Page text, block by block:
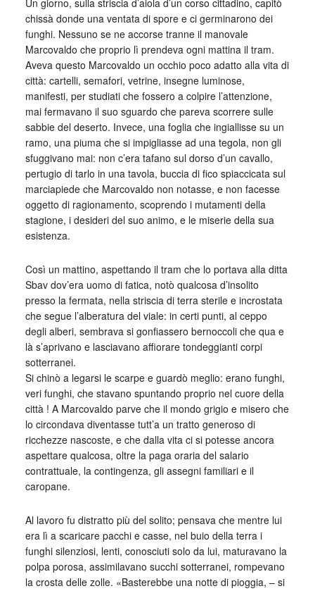
Un giorno, sulla striscia d’aiola d’un corso cittadino, capitò
chissà donde una ventata di spore e ci germinarono dei
funghi. Nessuno se ne accorse tranne il manovale
Marcovaldo che proprio lì prendeva ogni mattina il tram.
Aveva questo Marcovaldo un occhio poco adatto alla vita di
città: cartelli, semafori, vetrine, insegne luminose,
manifesti, per studiati che fossero a colpire l’attenzione,
mai fermavano il suo sguardo che pareva scorrere sulle
sabbie del deserto. Invece, una foglia che ingiallisse su un
ramo, una piuma che si impigliasse ad una tegola, non gli
sfuggivano mai: non c’era tafano sul dorso d’un cavallo,
pertugio di tarlo in una tavola, buccia di fico spiaccicata sul
marciapiede che Marcovaldo non notasse, e non facesse
oggetto di ragionamento, scoprendo i mutamenti della
stagione, i desideri del suo animo, e le miserie della sua
esistenza.
Così un mattino, aspettando il tram che lo portava alla ditta
Sbav dov’era uomo di fatica, notò qualcosa d’insolito
presso la fermata, nella striscia di terra sterile e incrostata
che segue l’alberatura del viale: in certi punti, al ceppo
degli alberi, sembrava si gonfiassero bernoccoli che qua e
là s’aprivano e lasciavano affiorare tondeggianti corpi
sotterranei.
Si chinò a legarsi le scarpe e guardò meglio: erano funghi,
veri funghi, che stavano spuntando proprio nel cuore della
città ! A Marcovaldo parve che il mondo grigio e misero che
lo circondava diventasse tutt’a un tratto generoso di
ricchezze nascoste, e che dalla vita ci si potesse ancora
aspettare qualcosa, oltre la paga oraria del salario
contrattuale, la contingenza, gli assegni familiari e il
caropane.
Al lavoro fu distratto più del solito; pensava che mentre lui
era lì a scaricare pacchi e casse, nel buio della terra i
funghi silenziosi, lenti, conosciuti solo da lui, maturavano la
polpa porosa, assimilavano succhi sotterranei, rompevano
la crosta delle zolle. «Basterebbe una notte di pioggia, – si